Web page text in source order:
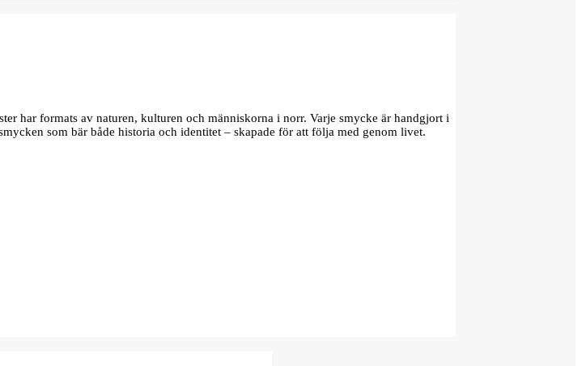
har formats av naturen, kulturen och människorna i norr. Varje smycke är handgjort i
som bär både historia och identitet – skapade för att följa med genom livet.